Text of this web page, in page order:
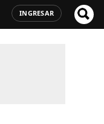
INGRESAR